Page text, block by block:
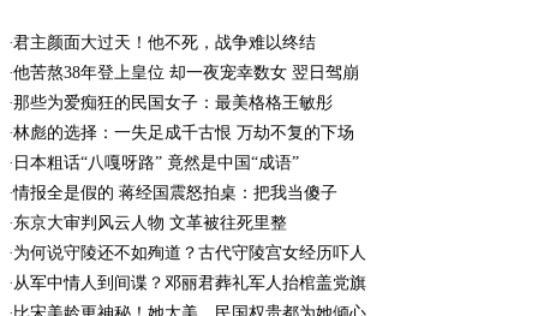
君主颜面大过天！他不死，战争难以终结
他苦熬38年登上皇位 却一夜宠幸数女 翌日驾崩
那些为爱痴狂的民国女子：最美格格王敏彤
林彪的选择：一失足成千古恨 万劫不复的下场
日本粗话“八嘎呀路” 竟然是中国“成语”
情报全是假的 蒋经国震怒拍桌：把我当傻子
东京大审判风云人物 文革被往死里整
为何说守陵还不如殉道？古代守陵宫女经历吓人
从军中情人到间谍？邓丽君葬礼军人抬棺盖党旗